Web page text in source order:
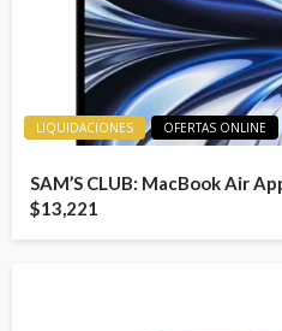
LIQUIDACIONES OFERTAS ONLINE
SAM’S CLUB: MacBook Air
$13,221